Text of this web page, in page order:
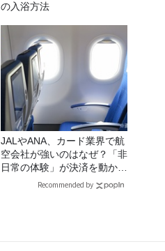
の入浴方法
JALやANA、カード業界で航
空会社が強いのはなぜ？「非
日常の体験」が決済を動かす
Recommended by